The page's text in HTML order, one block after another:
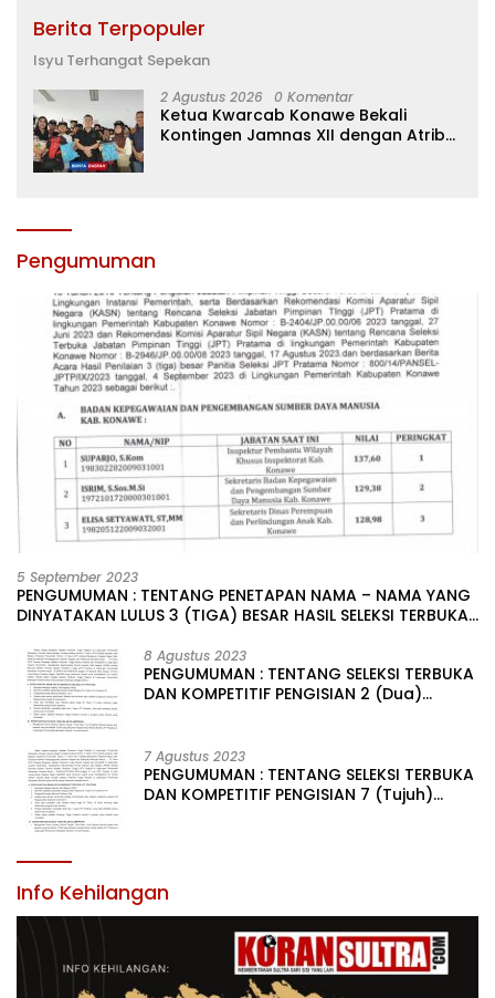
Berita Terpopuler
Isyu Terhangat Sepekan
2 Agustus 2026 0 Komentar
Ketua Kwarcab Konawe Bekali
Kontingen Jamnas XII dengan Atribut
Pengumuman
5 September 2023
PENGUMUMAN : TENTANG PENETAPAN NAMA – NAMA YANG
DINYATAKAN LULUS 3 (TIGA) BESAR HASIL SELEKSI TERBUKA
LINGKUNGAN PEMERINTAH DAERAH KABUPATEN KONAWE
8 Agustus 2023
PENGUMUMAN : TENTANG SELEKSI TERBUKA
DAN KOMPETITIF PENGISIAN 2 (Dua)
KABUPATEN KONAWE
7 Agustus 2023
PENGUMUMAN : TENTANG SELEKSI TERBUKA
DAN KOMPETITIF PENGISIAN 7 (Tujuh)
Info Kehilangan